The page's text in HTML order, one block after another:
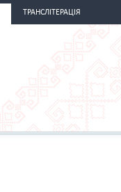
ТРАНСЛІТЕРАЦІЯ